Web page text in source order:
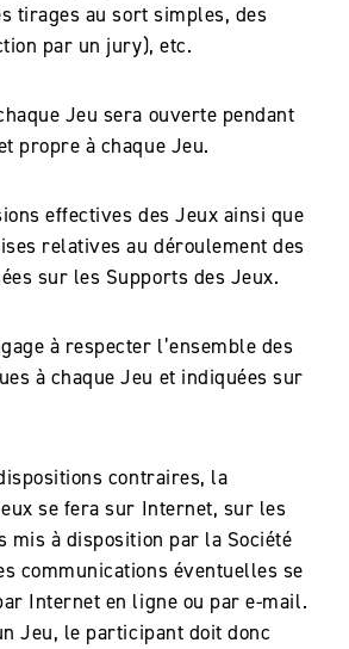
tirages au sort simples, des
par un jury), etc.
Jeu sera ouverte pendant
propre à chaque Jeu.
effectives des Jeux ainsi que
relatives au déroulement des
sur les Supports des Jeux.
à respecter l’ensemble des
à chaque Jeu et indiquées sur
contraires, la
se fera sur Internet, sur les
mis à disposition par la Société
communications éventuelles se
Internet en ligne ou par e-mail.
Jeu, le participant doit donc